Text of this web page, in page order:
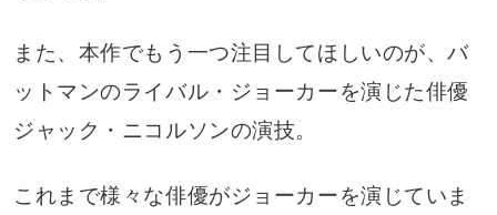
また、本作でもう一つ注目してほしいのが、バ
ットマンのライバル・ジョーカーを演じた俳優
ジャック・ニコルソンの演技。
これまで様々な俳優がジョーカーを演じていま